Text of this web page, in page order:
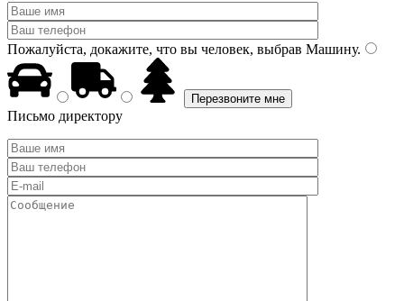
Пожалуйста, докажите, что вы человек, выбрав Машину.
Письмо директору